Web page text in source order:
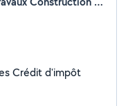
Crédit d'impôt